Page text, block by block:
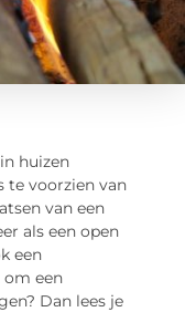
huizen
te voorzien van
van een
als een open
een
om een
Dan lees je